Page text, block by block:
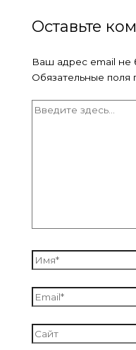
Оставьте
Ваш адрес email не
Обязательные поля
Введите
Имя*
Email*
Сайт